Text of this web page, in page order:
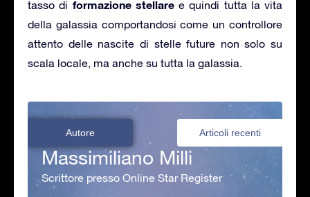
tasso di formazione stellaree quindi tutta la vita
della galassia comportandosi come un controllore
attento delle nascite di stelle future non solo su
scala locale, ma anche su tutta la galassia.
Autore Articoli recenti
Massimiliano Milli
Scrittore presso Online Star Register